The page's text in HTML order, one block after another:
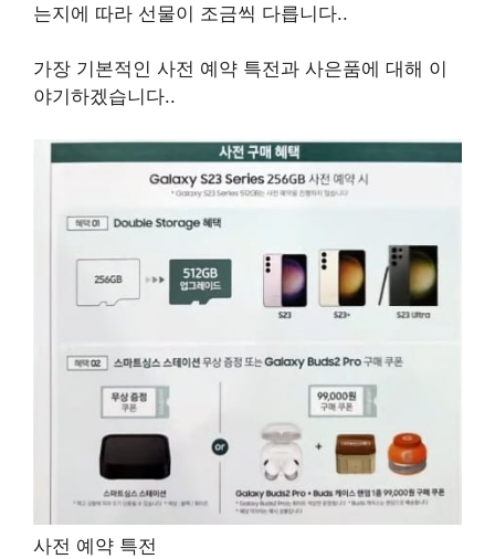
는지에 따라 선물이 조금씩 다릅니다..
가장 기본적인 사전 예약 특전과 사은품에 대해 이
야기하겠습니다..
사전 예약 특전